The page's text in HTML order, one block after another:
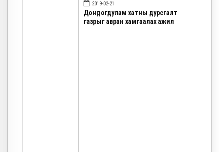
2019-02-21
Дондогдулам хатны дурсгалт
газрыг авран хамгаалах ажил